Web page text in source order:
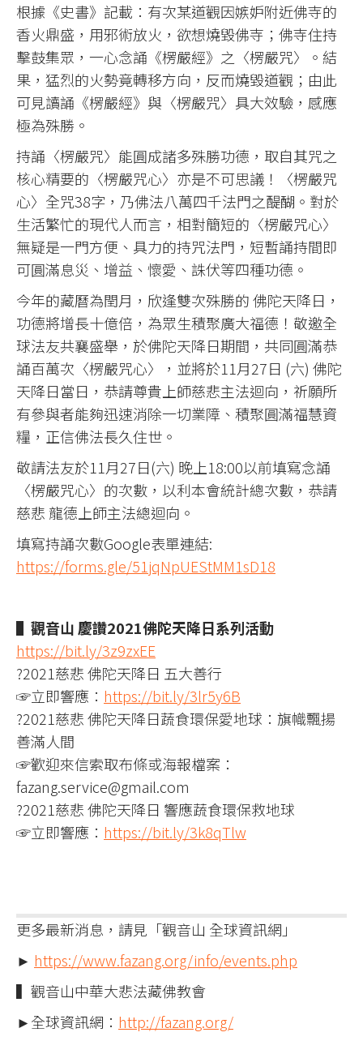
根據《史書》記載：有次某道觀因嫉妒附近佛寺的
香火鼎盛，用邪術放火，欲想燒毀佛寺；佛寺住持
擊鼓集眾，一心念誦《楞嚴經》之〈楞嚴咒〉。結
果，猛烈的火勢竟轉移方向，反而燒毀道觀；由此
可見讀誦《楞嚴經》與〈楞嚴咒〉具大效驗，感應
極為殊勝。
持誦〈楞嚴咒〉能圓成諸多殊勝功德，取自其咒之
核心精要的〈楞嚴咒心〉亦是不可思議！〈楞嚴咒
心〉全咒38字，乃佛法八萬四千法門之醍醐。對於
生活繁忙的現代人而言，相對簡短的〈楞嚴咒心〉
無疑是一門方便、具力的持咒法門，短暫誦持間即
可圓滿息災、增益、懷愛、誅伏等四種功德。
今年的藏曆為閏月，欣逢雙次殊勝的 佛陀天降日，
功德將增長十億倍，為眾生積聚廣大福德！敬邀全
球法友共襄盛舉，於佛陀天降日期間，共同圓滿恭
誦百萬次〈楞嚴咒心〉，並將於11月27日 (六) 佛陀
天降日當日，恭請尊貴上師慈悲主法迴向，祈願所
有參與者能夠迅速消除一切業障、積聚圓滿福慧資
糧，正信佛法長久住世。
敬請法友於11月27日(六) 晚上18:00以前填寫念誦
〈楞嚴咒心〉的次數，以利本會統計總次數，恭請
慈悲 龍德上師主法總迴向。
填寫持誦次數Google表單連結:
https://forms.gle/51jqNpUEStMM1sD18
▌觀音山 慶讚2021佛陀天降日系列活動
https://bit.ly/3z9zxEE
?2021慈悲 佛陀天降日 五大善行
☞立即響應： https://bit.ly/3lr5y6B
?2021慈悲 佛陀天降日蔬食環保愛地球：旗幟飄揚
善滿人間
☞歡迎來信索取布條或海報檔案：
fazang.service@gmail.com
?2021慈悲 佛陀天降日 響應蔬食環保救地球
☞立即響應： https://bit.ly/3k8qTlw
更多最新消息，請見「觀音山 全球資訊網」
► https://www.fazang.org/info/events.php
▍觀音山中華大悲法藏佛教會
►全球資訊網： http://fazang.org/